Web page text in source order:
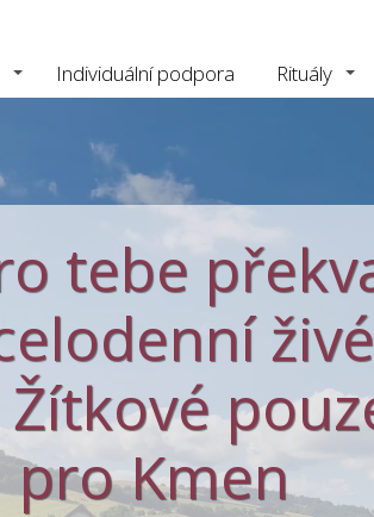
Individuální podpora Rituály
tebe
Žítkové
pro Kmen